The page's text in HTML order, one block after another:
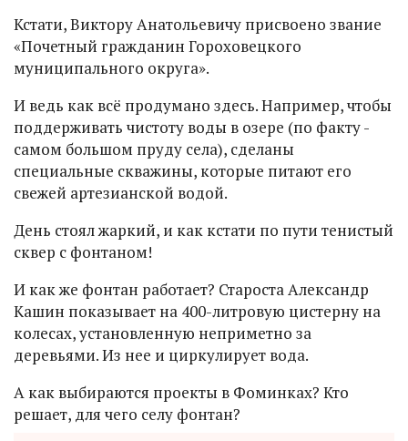
Кстати, Виктору Анатольевичу присвоено звание
«Почетный гражданин Гороховецкого
муниципального округа».
И ведь как всё продумано здесь. Например, чтобы
поддерживать чистоту воды в озере (по факту -
самом большом пруду села), сделаны
специальные скважины, которые питают его
свежей артезианской водой.
День стоял жаркий, и как кстати по пути тенистый
сквер с фонтаном!
И как же фонтан работает? Староста Александр
Кашин показывает на 400-литровую цистерну на
колесах, установленную неприметно за
деревьями. Из нее и циркулирует вода.
А как выбираются проекты в Фоминках? Кто
решает, для чего селу фонтан?